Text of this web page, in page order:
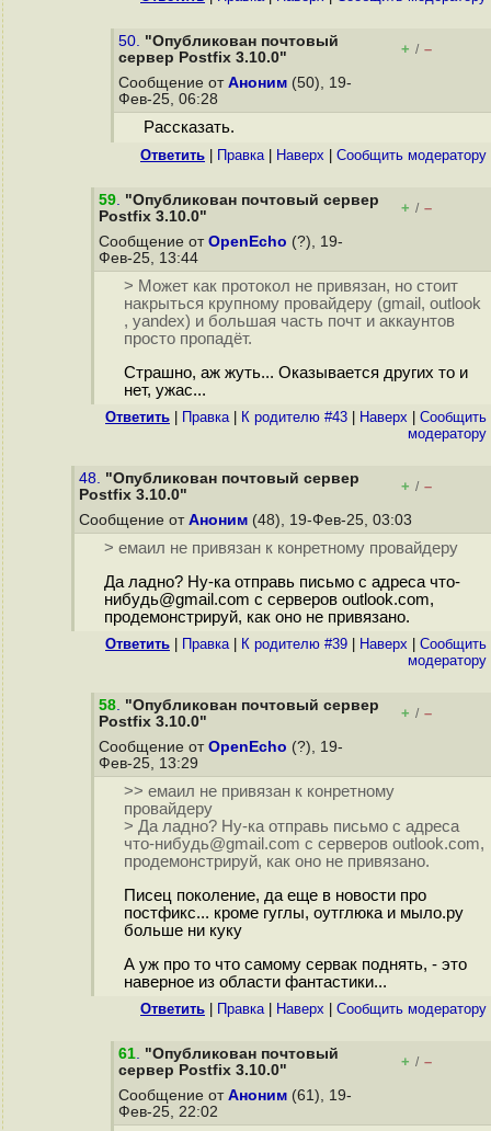
50. "Опубликован почтовый
сервер Postfix 3.10.0"
+ / –
Сообщение от Аноним (50), 19-
Фев-25, 06:28
Рассказать.
Ответить Правка| Наверх Cообщить модератору
59. "Опубликован почтовый сервер
Postfix 3.10.0"
+ / –
Сообщение от OpenEcho (?), 19-
Фев-25, 13:44
> Может как протокол не привязан, но стоит
накрыться крупному провайдеру (gmail, outlook
, yandex) и большая часть почт и аккаунтов
просто пропадёт.
Страшно, аж жуть... Оказывается других то и
нет, ужас...
Ответить Правка| К родителю #43 Наверх
Cообщить
модератору
48. "Опубликован почтовый сервер
Postfix 3.10.0"
+ / –
Сообщение от Аноним (48), 19-Фев-25, 03:03
> емаил не привязан к конретному провайдеру
Да ладно? Ну-ка отправь письмо с адреса что-
нибудь@gmail.com с серверов outlook.com,
продемонстрируй, как оно не привязано.
Ответить Правка| К родителю #39 Наверх
Cообщить
модератору
58. "Опубликован почтовый сервер
Postfix 3.10.0"
+ / –
Сообщение от OpenEcho (?), 19-
Фев-25, 13:29
>> емаил не привязан к конретному
провайдеру
> Да ладно? Ну-ка отправь письмо с адреса
что-нибудь@gmail.com с серверов outlook.com,
продемонстрируй, как оно не привязано.
Пиceц поколение, да еще в новости про
постфикс... кроме гуглы, оутглюка и мыло.ру
больше ни куку
А уж про то что самому сервак поднять, - это
наверное из области фантастики...
Ответить Правка| Наверх Cообщить модератору
61. "Опубликован почтовый
сервер Postfix 3.10.0"
+ / –
Сообщение от Аноним (61), 19-
Фев-25, 22:02